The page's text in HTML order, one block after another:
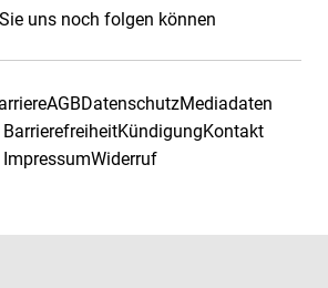
uns noch folgen können
AGBDatenschutzMediadaten
KündigungKontakt
ImpressumWiderruf